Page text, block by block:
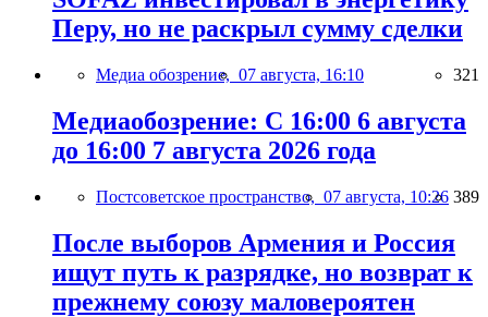
Перу, но не раскрыл сумму сделки
Медиа обозрение, 07 августа, 16:10 321
Медиаобозрение: С 16:00 6 августа
до 16:00 7 августа 2026 года
Постсоветское пространство, 07 августа, 10:26 389
После выборов Армения и Россия
ищут путь к разрядке, но возврат к
прежнему союзу маловероятен